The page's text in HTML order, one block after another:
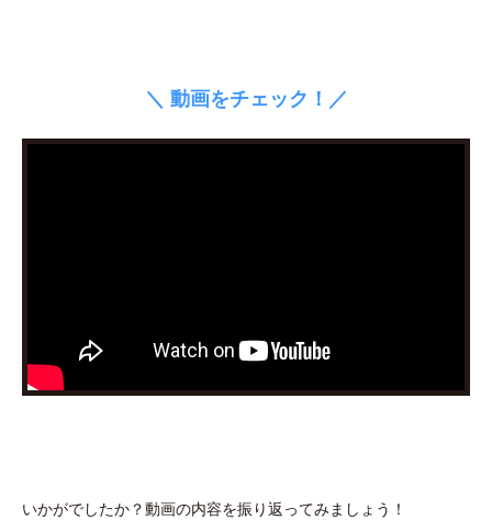
＼ 動画をチェック！／
いかがでしたか？動画の内容を振り返ってみましょう！